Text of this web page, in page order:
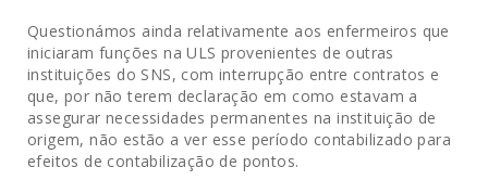
Questionámos ainda relativamente aos enfermeiros que
iniciaram funções na ULS provenientes de outras
instituições do SNS, com interrupção entre contratos e
que, por não terem declaração em como estavam a
assegurar necessidades permanentes na instituição de
origem, não estão a ver esse período contabilizado para
efeitos de contabilização de pontos.